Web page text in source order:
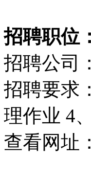
招聘职位
招聘公司
招聘要求
理作业 4
查看网址：